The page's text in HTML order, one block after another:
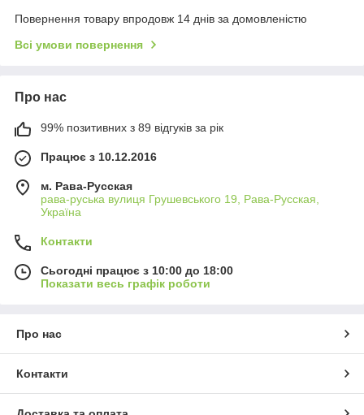
Повернення товару впродовж 14 днів за домовленістю
Всі умови повернення
Про нас
99% позитивних з 89 відгуків за рік
Працює з 10.12.2016
м. Рава-Русская
рава-руська вулиця Грушевського 19, Рава-Русская,
Україна
Контакти
Сьогодні працює з 10:00 до 18:00
Показати весь графік роботи
Про нас
Контакти